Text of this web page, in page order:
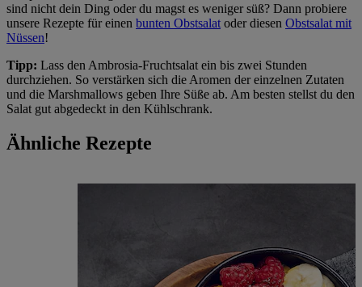
sind nicht dein Ding oder du magst es weniger süß? Dann probiere
unsere Rezepte für einen bunten Obstsalat oder diesen Obstsalat mit
Nüssen!
Tipp: Lass den Ambrosia-Fruchtsalat ein bis zwei Stunden
durchziehen. So verstärken sich die Aromen der einzelnen Zutaten
und die Marshmallows geben Ihre Süße ab. Am besten stellst du den
Salat gut abgedeckt in den Kühlschrank.
Ähnliche Rezepte